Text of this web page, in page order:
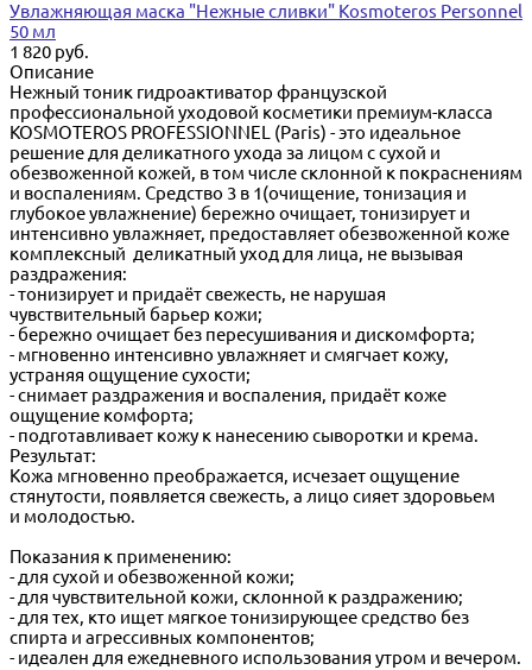
Увлажняющая маска "Нежные сливки" Kosmoteros Personnel
50 мл
1 820 руб.
Описание
Нежный тоник гидроактиватор французской
профессиональной уходовой косметики премиум-класса
KOSMOTEROS PROFESSIONNEL (Paris) - это идеальное
решение для деликатного ухода за лицом с сухой и
обезвоженной кожей, в том числе склонной к покраснениям
и воспалениям. Средство 3 в 1(очищение, тонизация и
глубокое увлажнение) бережно очищает, тонизирует и
интенсивно увлажняет, предоставляет обезвоженной коже
комплексный деликатный уход для лица, не вызывая
раздражения:
- тонизирует и придаёт свежесть, не нарушая
чувствительный барьер кожи;
- бережно очищает без пересушивания и дискомфорта;
- мгновенно интенсивно увлажняет и смягчает кожу,
устраняя ощущение сухости;
- снимает раздражения и воспаления, придаёт коже
ощущение комфорта;
- подготавливает кожу к нанесению сыворотки и крема.
Результат:
Кожа мгновенно преображается, исчезает ощущение
стянутости, появляется свежесть, а лицо сияет здоровьем
и молодостью.
Показания к применению:
- для сухой и обезвоженной кожи;
- для чувствительной кожи, склонной к раздражению;
- для тех, кто ищет мягкое тонизирующее средство без
спирта и агрессивных компонентов;
- идеален для ежедневного использования утром и вечером.